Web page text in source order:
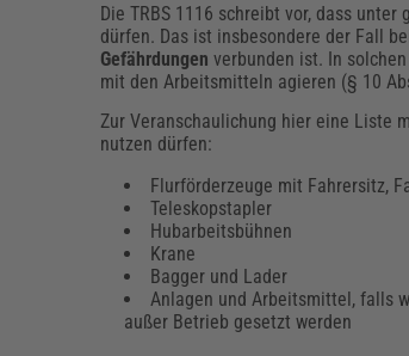
Die TRBS 1116 schreibt vor, dass
dürfen. Das ist insbesondere der Fall
Gefährdungen verbunden ist. In
mit den Arbeitsmitteln agieren (§ 10
Zur Veranschaulichung hier eine Liste
nutzen dürfen:
Flurförderzeuge mit Fahrersitz,
Teleskopstapler
Hubarbeitsbühnen
Krane
Bagger und Lader
Anlagen und Arbeitsmittel, falls
außer Betrieb gesetzt werden